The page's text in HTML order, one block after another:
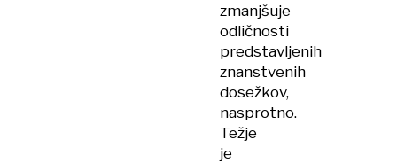
zmanjšuje
odličnosti
predstavljenih
znanstvenih
dosežkov,
nasprotno.
Težje
je